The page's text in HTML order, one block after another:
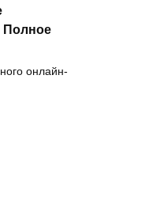
Полное
онлайн-